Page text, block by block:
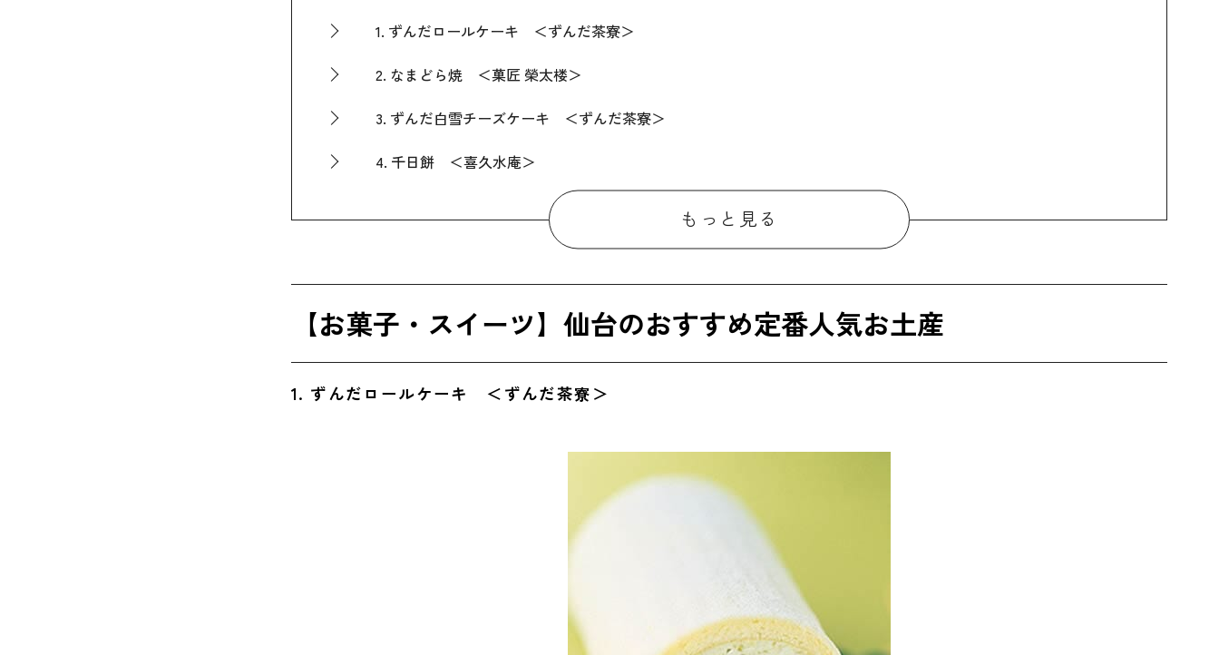
1. ずんだロールケーキ ＜ずんだ茶寮＞
2. なまどら焼 ＜菓匠 榮太楼＞
3. ずんだ白雪チーズケーキ ＜ずんだ茶寮＞
4. 千日餅 ＜喜久水庵＞
5. 仙台ひとくちずんだ餅 ＜喜久水庵＞
6. どらぼこ ＜松島蒲鉾本舗＞
【お菓子・スイーツ以外】仙台のおすすめ定番人気お土産
7. 厚切り芯たん 塩仕込み ＜伊達の牛タン本舗＞
10. こけしクリップ ＜佐々木印刷所＞
11. 仙台弁こけしグッズ ＜仙台弁こけし＞
日持ちしやすい仙台のおすすめ人気お土産
もっと見る
【お菓子・スイーツ】仙台のおすすめ定番人気お土産
1. ずんだロールケーキ ＜ずんだ茶寮＞